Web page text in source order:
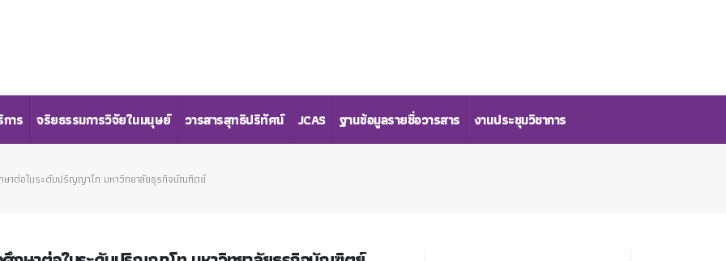
าร จริยธรรมการวิจัยในมนุษย์ วารสารสุทธิปริทัศน์ JCAS ฐานข้อมูลรายชื่อวารสาร งานประชุมวิชาการ
ษาต่อในระดับปริญญาโท มหาวิทยาลัยธุรกิจบัณฑิตย์